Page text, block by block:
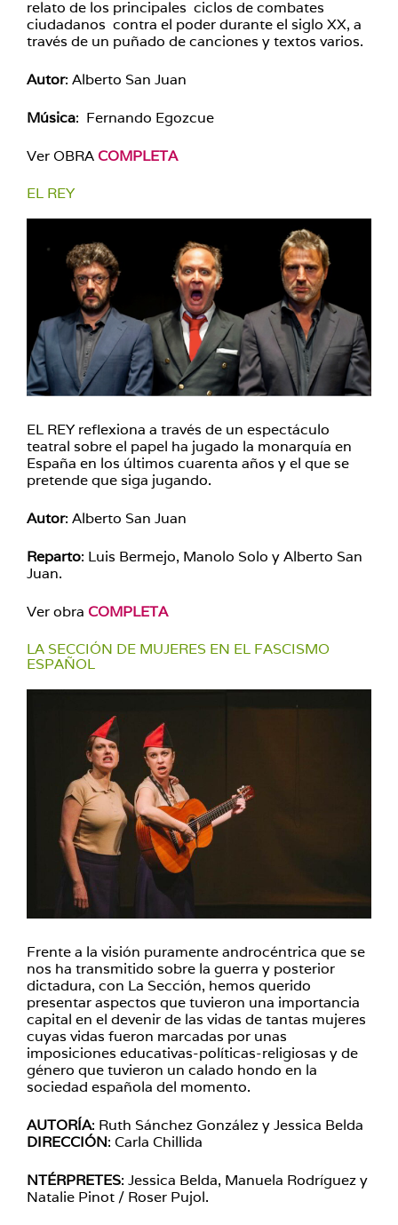
relato de los principales ciclos de combates
ciudadanos contra el poder durante el siglo XX, a
través de un puñado de canciones y textos varios.
Autor: Alberto San Juan
Música: Fernando Egozcue
Ver OBRA COMPLETA
EL REY
EL REY reflexiona a través de un espectáculo
teatral sobre el papel ha jugado la monarquía en
España en los últimos cuarenta años y el que se
pretende que siga jugando.
Autor: Alberto San Juan
Reparto: Luis Bermejo, Manolo Solo y Alberto San
Juan.
Ver obra COMPLETA
LA SECCIÓN DE MUJERES EN EL FASCISMO
ESPAÑOL
Frente a la visión puramente androcéntrica que se
nos ha transmitido sobre la guerra y posterior
dictadura, con La Sección, hemos querido
presentar aspectos que tuvieron una importancia
capital en el devenir de las vidas de tantas mujeres
cuyas vidas fueron marcadas por unas
imposiciones educativas-políticas-religiosas y de
género que tuvieron un calado hondo en la
sociedad española del momento.
AUTORÍA: Ruth Sánchez González y Jessica Belda
DIRECCIÓN: Carla Chillida
NTÉRPRETES: Jessica Belda, Manuela Rodríguez y
Natalie Pinot / Roser Pujol.